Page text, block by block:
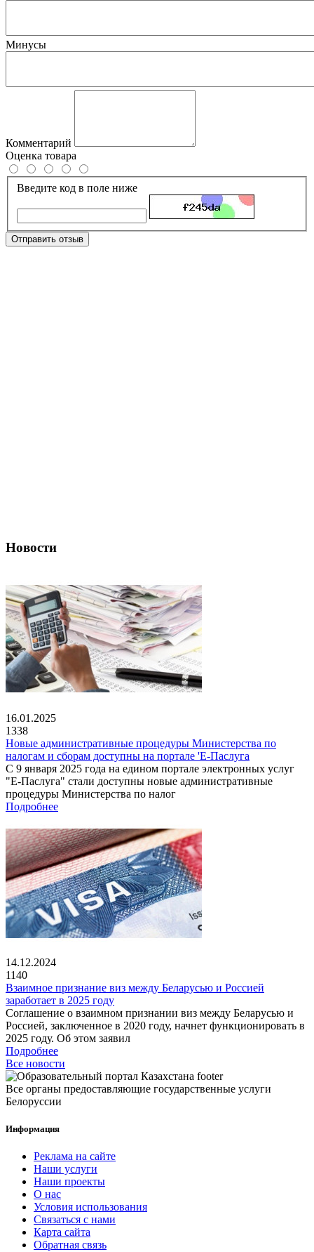
Минусы
Комментарий
Оценка товара
Введите код в поле ниже
Отправить отзыв
Новости
16.01.2025
1338
Новые административные процедуры Министерства по
налогам и сборам доступны на портале 'Е-Паслуга
С 9 января 2025 года на едином портале электронных услуг
"Е-Паслуга" стали доступны новые административные
процедуры Министерства по налог
Подробнее
14.12.2024
1140
Взаимное признание виз между Беларусью и Россией
заработает в 2025 году
Соглашение о взаимном признании виз между Беларусью и
Россией, заключенное в 2020 году, начнет функционировать в
2025 году. Об этом заявил
Подробнее
Все новости
Все органы предоставляющие государственные услуги
Белоруссии
Информация
Реклама на сайте
Наши услуги
Наши проекты
О нас
Условия использования
Связаться с нами
Карта сайта
Обратная связь